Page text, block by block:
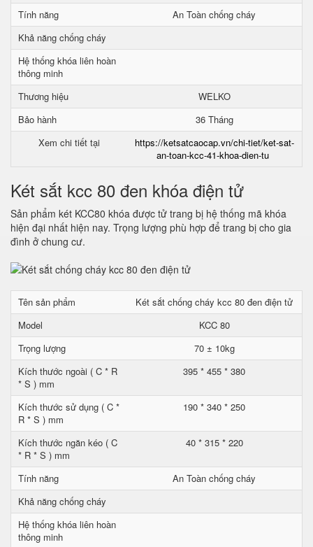
Tính năng
An Toàn chống cháy
Khả năng chống cháy
Hệ thống khóa liên hoàn
thông minh
Thương hiệu
WELKO
Bảo hành
36 Tháng
Xem chi tiết tại
https://ketsatcaocap.vn/chi-tiet/ket-sat-
an-toan-kcc-41-khoa-dien-tu
Két sắt kcc 80 đen khóa điện tử
Sản phẩm két KCC80 khóa được tử trang bị hệ thống mã khóa
hiện đại nhất hiện nay. Trọng lượng phù hợp để trang bị cho gia
đình ở chung cư.
Tên sản phẩm
Két sắt chống cháy kcc 80 đen điện tử
Model
KCC 80
Trọng lượng
70 ± 10kg
Kích thước ngoài ( C * R
* S ) mm
395 * 455 * 380
Kích thước sử dụng ( C *
R * S ) mm
190 * 340 * 250
Kích thước ngăn kéo ( C
* R * S ) mm
40 * 315 * 220
Tính năng
An Toàn chống cháy
Khả năng chống cháy
Hệ thống khóa liên hoàn
thông minh